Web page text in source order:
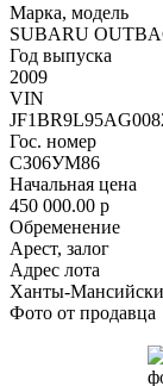
Марка, модель
SUBARU
Год выпуска
2009
VIN
Гос. номер
СЗ06УМ86
Начальная цена
450 000.00 p
Обременение
Арест, залог
Адрес лота
Ханты-
Фото от продавца